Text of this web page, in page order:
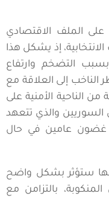
الملف الاقتصادي
إذ يشكل هذا
بسبب التضخم وارتفاع
الناخب إلى العلاقة مع
الناحية الأمنية على
السوريين والذي تتعهد
غضون عامين في حال
ستؤثر بشكل واضح
بالتزامن مع